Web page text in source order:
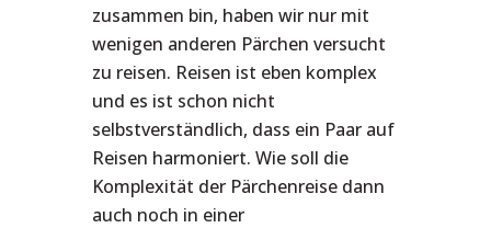
zusammen bin, haben wir nur mit
wenigen anderen Pärchen versucht
zu reisen. Reisen ist eben komplex
und es ist schon nicht
selbstverständlich, dass ein Paar auf
Reisen harmoniert. Wie soll die
Komplexität der Pärchenreise dann
auch noch in einer